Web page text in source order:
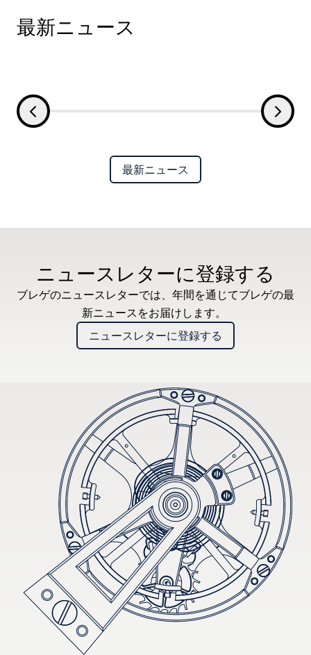
最新ニュース
最新ニュース
ニュースレターに登録する
ブレゲのニュースレターでは、年間を通じてブレゲの最
新ニュースをお届けします。
ニュースレターに登録する